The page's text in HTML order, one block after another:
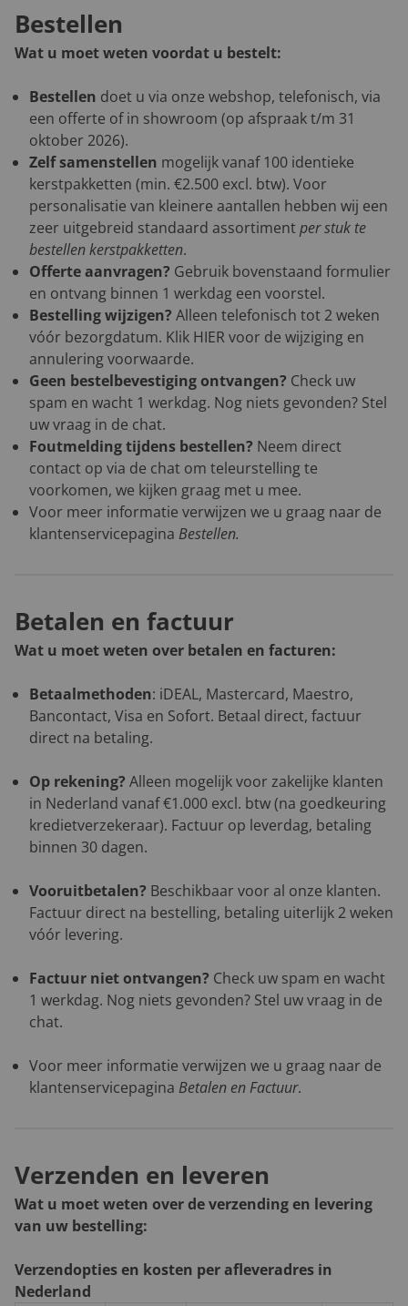
Bestellen
Wat u moet weten voordat u bestelt:
Bestellen doet u via onze webshop, telefonisch, via
een offerte of in showroom (op afspraak t/m 31
oktober 2026).
Zelf samenstellen mogelijk vanaf 100 identieke
kerstpakketten (min. €2.500 excl. btw). Voor
personalisatie van kleinere aantallen hebben wij een
zeer uitgebreid standaard assortimentper stuk te
bestellen kerstpakketten.
Offerte aanvragen? Gebruik bovenstaand formulier
en ontvang binnen 1 werkdag een voorstel.
Bestelling wijzigen? Alleen telefonisch tot 2 weken
vóór bezorgdatum. Klik HIERvoor de wijziging en
annulering voorwaarde.
Geen bestelbevestiging ontvangen? Check uw
spam en wacht 1 werkdag. Nog niets gevonden? Stel
uw vraag in de chat.
Foutmelding tijdens bestellen? Neem direct
contact op via de chat om teleurstelling te
voorkomen, we kijken graag met u mee.
Voor meer informatie verwijzen we u graag naar de
klantenservicepagina Bestellen.
Betalen en factuur
Wat u moet weten over betalen en facturen:
Betaalmethoden: iDEAL, Mastercard, Maestro,
Bancontact, Visa en Sofort. Betaal direct, factuur
direct na betaling.
Op rekening? Alleen mogelijk voor zakelijke klanten
in Nederland vanaf €1.000 excl. btw (na goedkeuring
kredietverzekeraar). Factuur op leverdag, betaling
binnen 30 dagen.
Vooruitbetalen? Beschikbaar voor al onze klanten.
Factuur direct na bestelling, betaling uiterlijk 2 weken
vóór levering.
Factuur niet ontvangen? Check uw spam en wacht
1 werkdag. Nog niets gevonden? Stel uw vraag in de
chat.
Voor meer informatie verwijzen we u graag naar de
klantenservicepagina Betalen en Factuur.
Verzenden en leveren
Wat u moet weten over de verzending en levering
van uw bestelling:
Verzendopties en kosten per afleveradres in
Nederland